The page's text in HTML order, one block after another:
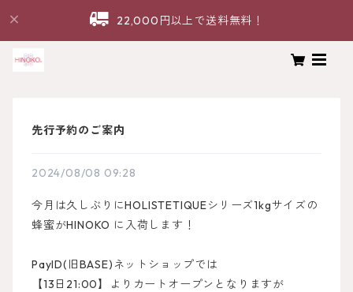
22,000円以上で送料無料！
先行予約のご案内
2024/08/08 09:28
今月は久しぶりにHOLISTETIQUEシリーズ1kgサイズの
蜂蜜がHINOKO に入荷します！
PayID(旧BASE)ネットショップでは
【13日21:00】よりカートオープンとなりますが